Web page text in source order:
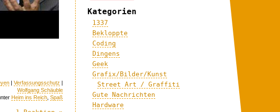
| Verfassungsschutz |
Wolfgang Schäuble
Heim ins Reich Spaß
Kategorien
1337
Bekloppte
Coding
Dingens
Geek
Grafix/Bilder/Kunst
Street Art / Graffiti
Gute Nachrichten
Hardware